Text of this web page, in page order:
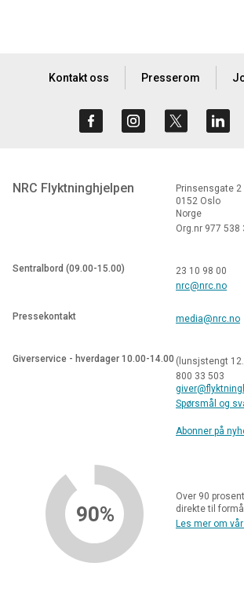
Kontakt oss Presserom
NRC Flyktninghjelpen
Prinsensgate 2
0152 Oslo
Norge
Org.nr 977 538
Sentralbord (09.00-15.00)
23 10 98 00
nrc@nrc.no
Pressekontakt media@nrc.no
Giverservice - hverdager 10.00-14.00 (lunsjstengt
800 33 503
Spørsmål og
Abonner på
90%
Over 90
direkte til
Les mer om vår